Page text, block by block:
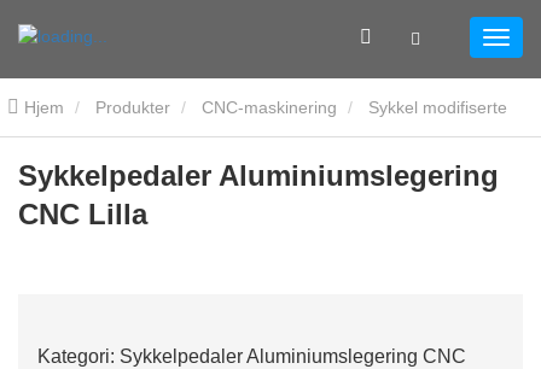
Hjem Produkter CNC-maskinering Sykkel modifiserte
deler Sykkelpedaler Aluminiumslegering CNC Lilla
Sykkelpedaler Aluminiumslegering
CNC Lilla
Kategori: Sykkelpedaler Aluminiumslegering CNC